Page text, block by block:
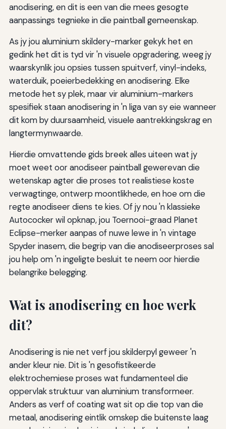
anodisering, en dit is een van die mees gesogte
aanpassings tegnieke in die paintball gemeenskap.
As jy jou aluminium skildery-marker gekyk het en
gedink het dit is tyd vir 'n visuele opgradering, weeg jy
waarskynlik jou opsies tussen spuitverf, vinyl-indeks,
waterduik, poeierbedekking en anodisering. Elke
metode het sy plek, maar vir aluminium-markers
spesifiek staan anodisering in 'n liga van sy eie wanneer
dit kom by duursaamheid, visuele aantrekkingskrag en
langtermynwaarde.
Hierdie omvattende gids breek alles uiteen wat jy
moet weet oor anodiseer paintball gewerevan die
wetenskap agter die proses tot realistiese koste
verwagtinge, ontwerp moontlikhede, en hoe om die
regte anodiseer diens te kies. Of jy nou 'n klassieke
Autococker wil opknap, jou Toernooi-graad Planet
Eclipse-merker aanpas of nuwe lewe in 'n vintage
Spyder inasem, die begrip van die anodiseerproses sal
jou help om 'n ingeligte besluit te neem oor hierdie
belangrike belegging.
Wat is anodisering en hoe werk
dit?
Anodisering is nie net verf jou skilderpyl geweer 'n
ander kleur nie. Dit is 'n gesofistikeerde
elektrochemiese proses wat fundamenteel die
oppervlak struktuur van aluminium transformeer.
Anders as verf of coating wat sit op die top van die
metaal, anodisering eintlik omskep die buitenste laag